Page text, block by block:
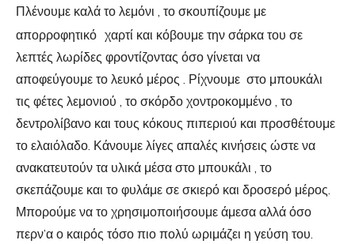
Πλένουμε καλά το λεμόνι , το σκουπίζουμε με
απορροφητικό χαρτί και κόβουμε την σάρκα του σε
λεπτές λωρίδες φροντίζοντας όσο γίνεται να
αποφεύγουμε το λευκό μέρος . Ρίχνουμε στο μπουκάλι
τις φέτες λεμονιού , το σκόρδο χοντροκομμένο , το
δεντρολίβανο και τους κόκους πιπεριού και προσθέτουμε
το ελαιόλαδο. Κάνουμε λίγες απαλές κινήσεις ώστε να
ανακατευτούν τα υλικά μέσα στο μπουκάλι , το
σκεπάζουμε και το φυλάμε σε σκιερό και δροσερό μέρος.
Μπορούμε να το χρησιμοποιήσουμε άμεσα αλλά όσο
περν’α ο καιρός τόσο πιο πολύ ωριμάζει η γεύση του.